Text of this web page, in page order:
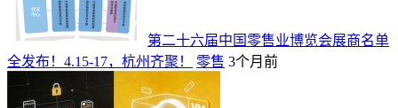
第二十六届中国零售业博览会展商名单
全发布！4.15-17，杭州齐聚！
零售 3个月前